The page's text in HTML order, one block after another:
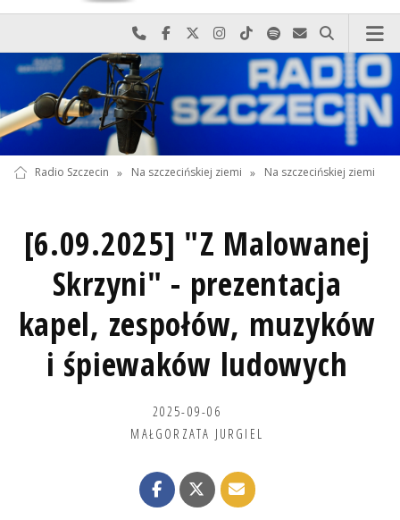
Najlepiej po prostu do nas zadzwoń
Odwiedź nas na Facebook-u
Odwiedź nas na X
Odwiedź nas na Instagram-ie
Odwiedź nas na TikTok-u
Szukaj nas na Spotify
Wyślij do nas
Szukaj
Radio Szczecin » Na szczecińskiej ziemi » Na szczecińskiej ziemi
[6.09.2025] "Z Malowanej
Skrzyni" - prezentacja
kapel, zespołów, muzyków
i śpiewaków ludowych
2025-09-06
MAŁGORZATA JURGIEL